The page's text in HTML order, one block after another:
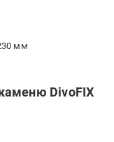
мм
DivoFIX